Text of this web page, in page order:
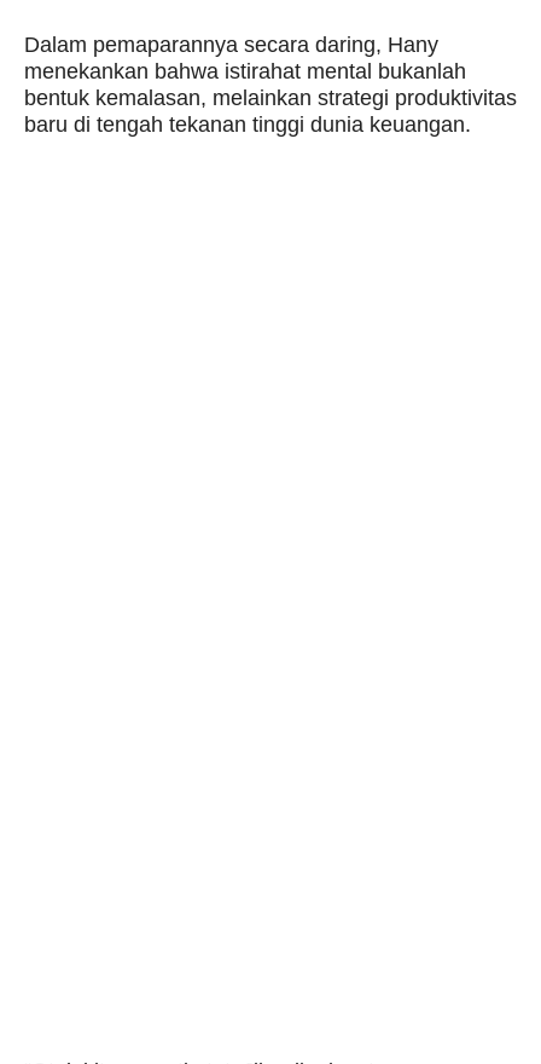
Dalam pemaparannya secara daring, Hany
menekankan bahwa istirahat mental bukanlah
bentuk kemalasan, melainkan strategi produktivitas
baru di tengah tekanan tinggi dunia keuangan.